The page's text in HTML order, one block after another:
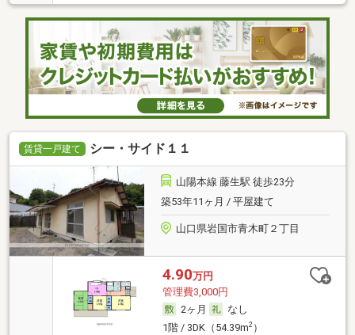
賃貸一戸建て シー・サイド１１
山陽本線 藤生駅 徒歩23分
築53年11ヶ月 / 平屋建て
山口県岩国市青木町２丁目
4.90万円
管理費3,000円
2ヶ月
なし
1階 / 3DK（54.39m2）